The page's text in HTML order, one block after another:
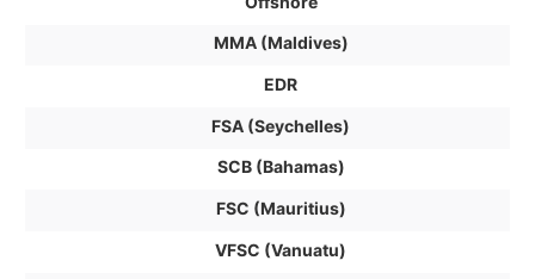
MMA (Maldives)
EDR
FSA (Seychelles)
SCB (Bahamas)
FSC (Mauritius)
VFSC (Vanuatu)